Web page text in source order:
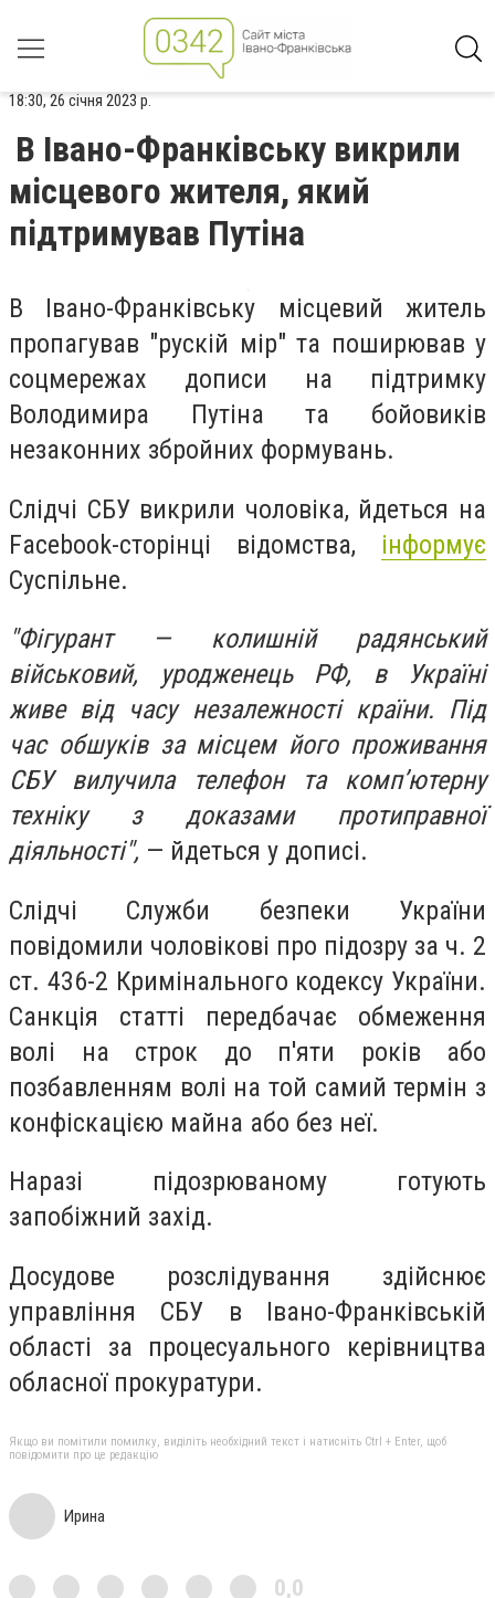
18:30, 26 січня 2023 р.
В Івано-Франківську викрили
місцевого жителя, який
підтримував Путіна
В Івано-Франківську місцевий житель
пропагував "рускій мір" та поширював у
соцмережах дописи на підтримку
Володимира Путіна та бойовиків
незаконних збройних формувань.
Слідчі СБУ викрили чоловіка, йдеться на
Facebook-сторінці відомства, інформує
Суспільне.
"Фігурант — колишній радянський
військовий, уродженець РФ, в Україні
живе від часу незалежності країни. Під
час обшуків за місцем його проживання
СБУ вилучила телефон та комп’ютерну
техніку з доказами протиправної
діяльності", — йдеться у дописі.
Слідчі Служби безпеки України
повідомили чоловікові про підозру за ч. 2
ст. 436-2 Кримінального кодексу України.
Санкція статті передбачає обмеження
волі на строк до п'яти років або
позбавленням волі на той самий термін з
конфіскацією майна або без неї.
Наразі підозрюваному готують
запобіжний захід.
Досудове розслідування здійснює
управління СБУ в Івано-Франківській
області за процесуального керівництва
обласної прокуратури.
Якщо ви помітили помилку, виділіть необхідний текст і натисніть Ctrl + Enter, щоб
повідомити про це редакцію
Ирина
0,0